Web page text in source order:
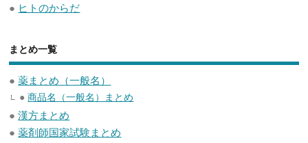
● ヒトのからだ
まとめ一覧
●薬まとめ（一般名）
●商品名（一般名）まとめ
●漢方まとめ
●薬剤師国家試験まとめ